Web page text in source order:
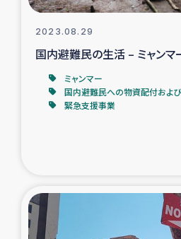
民際教育
ミャンマー緊
タイ国境ミャンマー
2023.08.29
国内避難民の生活 – ミャンマ
ミャンマー
国内避難民への物資配付およ
緊急支援事業